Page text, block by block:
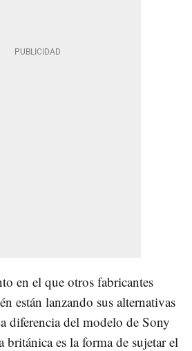
en el que otros fabricantes
están lanzando sus alternativas
diferencia del modelo de Sony
británica es la forma de sujetar el